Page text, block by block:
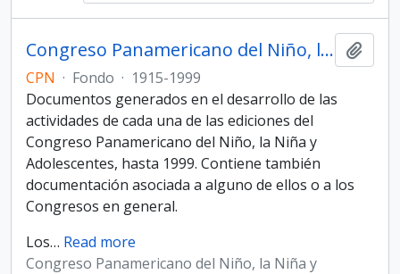
Congreso Panamericano del Niño, la Niña y Adolescentes
CPN · Fondo · 1915-1999
Documentos generados en el desarrollo de las
actividades de cada una de las ediciones del
Congreso Panamericano del Niño, la Niña y
Adolescentes, hasta 1999. Contiene también
documentación asociada a alguno de ellos o a los
Congresos en general.
Los… Read more
Congreso Panamericano del Niño, la Niña y